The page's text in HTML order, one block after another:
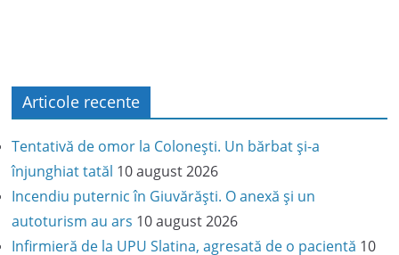
Articole recente
Tentativă de omor la Colonești. Un bărbat și-a
înjunghiat tatăl 10 august 2026
Incendiu puternic în Giuvărăști. O anexă și un
autoturism au ars 10 august 2026
Infirmieră de la UPU Slatina, agresată de o pacientă 10